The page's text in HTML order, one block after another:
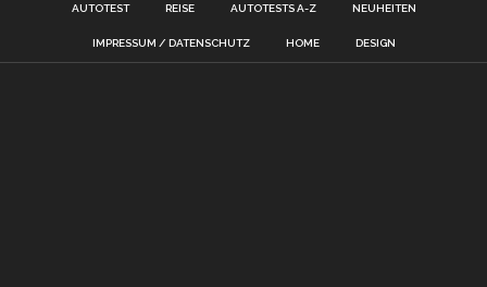
AUTOTEST REISE AUTOTESTS A-Z NEUHEITEN
IMPRESSUM / DATENSCHUTZ HOME DESIGN